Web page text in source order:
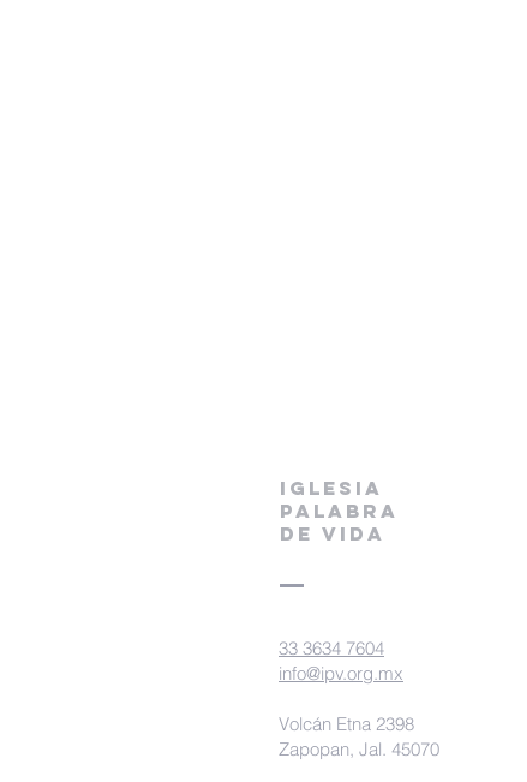
IGLESIA
PALABRA
DE VIDA
33 3634 7604
info@ipv.org.mx
Volcán Etna 2398
Zapopan, Jal. 45070